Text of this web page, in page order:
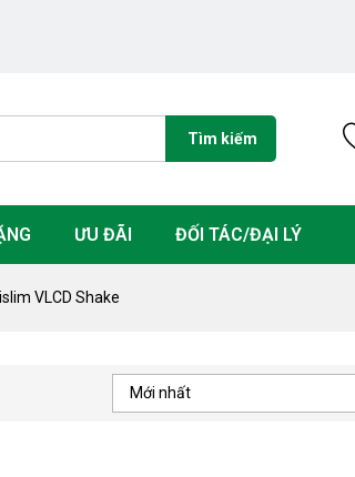
Tìm kiếm
ƯU ĐÃI ĐỐI TÁC/ĐẠI LÝ
VLCD Shake
Mới nhất